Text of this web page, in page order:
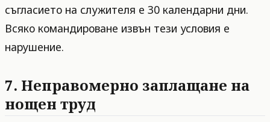
съгласието на служителя е 30 календарни дни.
Всяко командироване извън тези условия е
нарушение.
7. Неправомерно заплащане на
нощен труд